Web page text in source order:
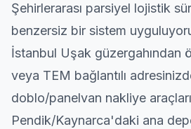
Şehirlerarası parsiyel lojistik
benzersiz bir sistem
İstanbul Uşak güzergahından
veya TEM bağlantılı
doblo/panelvan nakliye
Pendik/Kaynarca'daki ana